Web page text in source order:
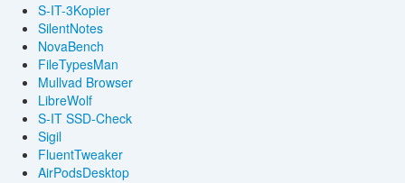
S-IT-3Kopier
SilentNotes
NovaBench
FileTypesMan
Mullvad Browser
LibreWolf
S-IT SSD-Check
Sigil
FluentTweaker
AirPodsDesktop